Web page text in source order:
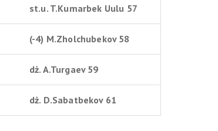
st.u. T.Kumarbek Uulu 57
(-4) M.Zholchubekov 58
dż. A.Turgaev 59
dż. D.Sabatbekov 61